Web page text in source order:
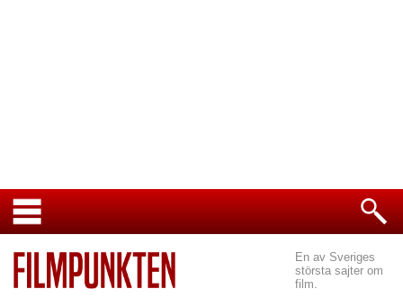
En av Sveriges
största sajter om
film.